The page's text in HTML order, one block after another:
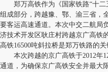
郑万高铁作为《国家铁路“十二
组成部分，跨越豫、鄂、渝三省，
要客运高速通道。本次中交二航局
济技术开发区耿庄村跨越京广高铁
高铁16500吨斜拉桥是郑万铁路的关
本次跨越的京广高铁于2012年
通道，为确保京广高铁安全并最大